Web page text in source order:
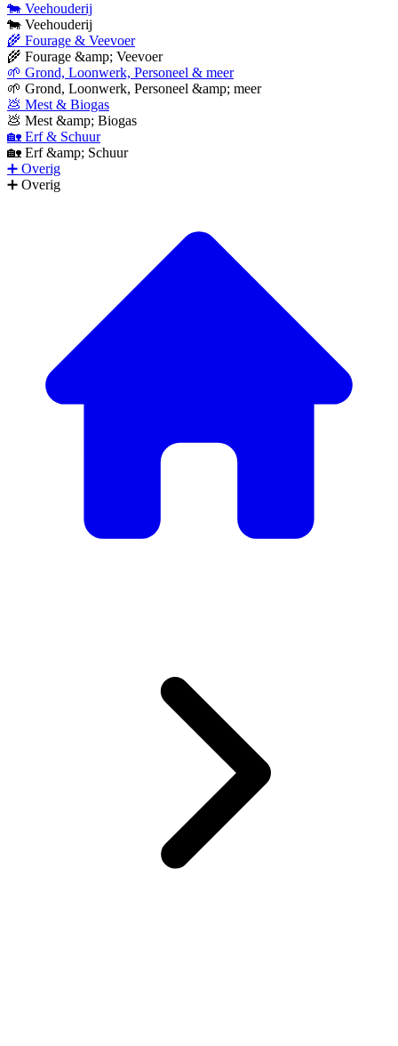
🐄 Veehouderij
🐄 Veehouderij
🌾 Fourage & Veevoer
🌾 Fourage &amp; Veevoer
🌱 Grond, Loonwerk, Personeel & meer
🌱 Grond, Loonwerk, Personeel &amp; meer
💩 Mest & Biogas
💩 Mest &amp; Biogas
🏡 Erf & Schuur
🏡 Erf &amp; Schuur
➕ Overig
➕ Overig